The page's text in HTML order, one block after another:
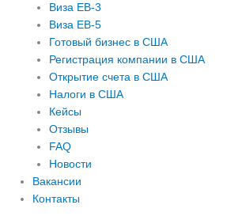
Виза EB-3
Виза EB-5
Готовый бизнес в США
Регистрация компании в США
Открытие счета в США
Налоги в США
Кейсы
Отзывы
FAQ
Новости
Вакансии
Контакты